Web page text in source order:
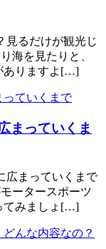
見るだけが観光じ
海を見たりと、
ありますよ[…]
まっていくま
広まっていくまで
ータースポーツ
てみましょ[…]